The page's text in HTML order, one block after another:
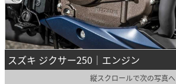
スズキ ジクサー250｜エンジン
縦スクロールで次の写真へ